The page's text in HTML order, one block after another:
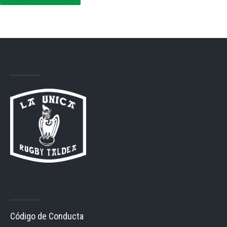
Código de Conducta